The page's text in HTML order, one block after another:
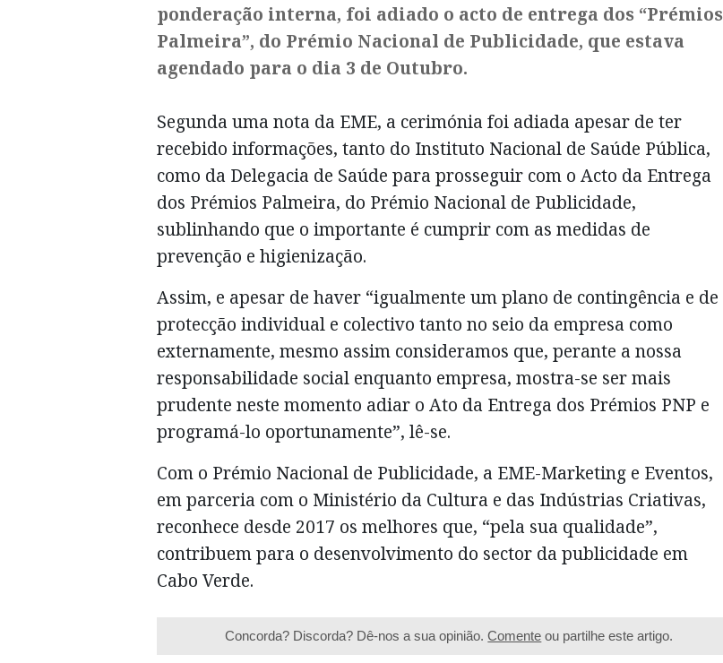
ponderação interna, foi adiado o acto de entrega dos “Prémios
Palmeira”, do Prémio Nacional de Publicidade, que estava
agendado para o dia 3 de Outubro.
Segunda uma nota da EME, a cerimónia foi adiada apesar de ter
recebido informações, tanto do Instituto Nacional de Saúde Pública,
como da Delegacia de Saúde para prosseguir com o Acto da Entrega
dos Prémios Palmeira, do Prémio Nacional de Publicidade,
sublinhando que o importante é cumprir com as medidas de
prevenção e higienização.
Assim, e apesar de haver “igualmente um plano de contingência e de
protecção individual e colectivo tanto no seio da empresa como
externamente, mesmo assim consideramos que, perante a nossa
responsabilidade social enquanto empresa, mostra-se ser mais
prudente neste momento adiar o Ato da Entrega dos Prémios PNP e
programá-lo oportunamente”, lê-se.
Com o Prémio Nacional de Publicidade, a EME-Marketing e Eventos,
em parceria com o Ministério da Cultura e das Indústrias Criativas,
reconhece desde 2017 os melhores que, “pela sua qualidade”,
contribuem para o desenvolvimento do sector da publicidade em
Cabo Verde.
Concorda? Discorda? Dê-nos a sua opinião.Comente ou partilhe este artigo.